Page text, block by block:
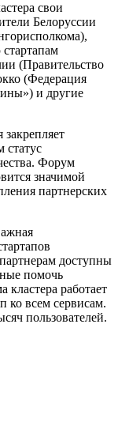
свои
Белоруссии
(Правительство
(Федерация
и другие
статус
Форум
значимой
партнерских
доступны
помочь
работает
ко всем сервисам.
пользователей.